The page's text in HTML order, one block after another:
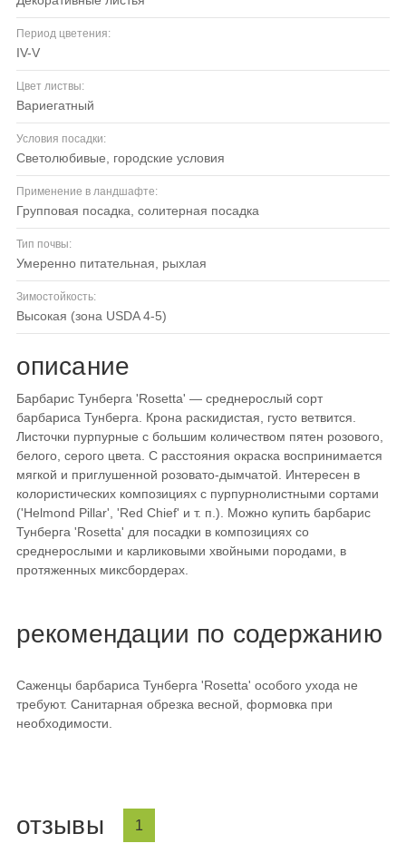
Период цветения:
IV-V
Цвет листвы:
вариегатный
Условия посадки:
светолюбивые, городские условия
Применение в ландшафте:
групповая посадка, солитерная посадка
Тип почвы:
умеренно питательная, рыхлая
Зимостойкость:
высокая (зона USDA 4-5)
описание
Барбарис Тунберга 'Rosetta' — среднерослый сорт
барбариса Тунберга. Крона раскидистая, густо ветвится.
Листочки пурпурные с большим количеством пятен розового,
белого, серого цвета. С расстояния окраска воспринимается
мягкой и приглушенной розовато-дымчатой. Интересен в
колористических композициях с пурпурнолистными сортами
('Helmond Pillar', 'Red Chief' и т. п.). Можно купить барбарис
Тунберга 'Rosetta' для посадки в композициях со
среднерослыми и карликовыми хвойными породами, в
протяженных миксбордерах.
рекомендации по содержанию
Саженцы барбариса Тунберга 'Rosetta' особого ухода не
требуют. Санитарная обрезка весной, формовка при
необходимости.
отзывы 1